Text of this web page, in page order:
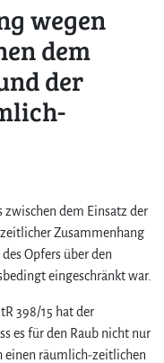
wegen
dem
der
zwischen dem Einsatz der
Zusammenhang
Opfers über den
eingeschränkt war.
398/15 hat der
es für den Raub nicht nur
einen räumlich-zeitlichen